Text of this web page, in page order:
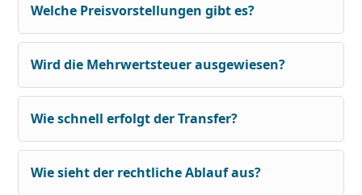
Welche Preisvorstellungen gibt es?
Wird die Mehrwertsteuer ausgewiesen?
Wie schnell erfolgt der Transfer?
Wie sieht der rechtliche Ablauf aus?